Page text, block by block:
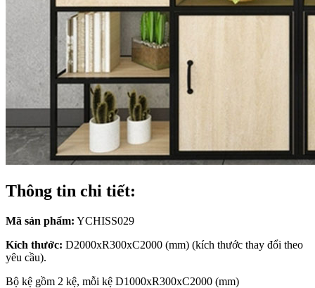
Thông tin chi tiết:
Mã sản phẩm: YCHISS029
Kích thước: D2000xR300xC2000 (mm) (kích thước thay đổi theo
yêu cầu).
Bộ kệ gồm 2 kệ, mỗi kệ D1000xR300xC2000 (mm)